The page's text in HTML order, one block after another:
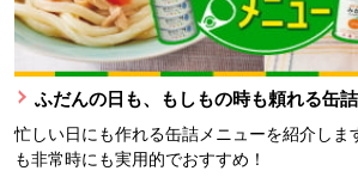
ふだんの日も、もしもの時も頼れる缶
忙しい日にも作れる缶詰メニューを紹介しま
も非常時にも実用的でおすすめ！